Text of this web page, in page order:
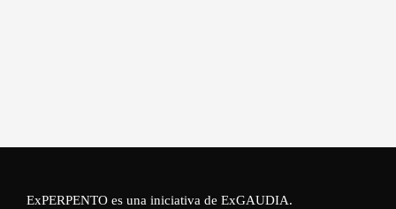
ExPERPENTO es una iniciativa de ExGAUDIA.